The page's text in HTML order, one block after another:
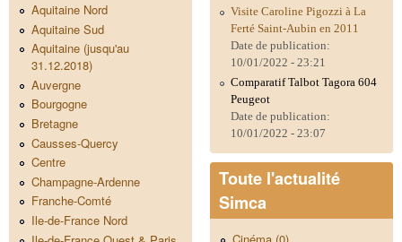
Aquitaine Nord
Aquitaine Sud
Aquitaine (jusqu'au
31.12.2018)
Auvergne
Bourgogne
Bretagne
Causses-Quercy
Centre
Champagne-Ardenne
Franche-Comté
Ile-de-France Nord
Visite Caroline Pigozzi à La
Ferté Saint-Aubin en 2011
Date de publication:
10/01/2022 - 23:21
Comparatif Talbot Tagora 604
Peugeot
Date de publication:
10/01/2022 - 23:07
Toute l'actualité
Simca
Cinéma (0)